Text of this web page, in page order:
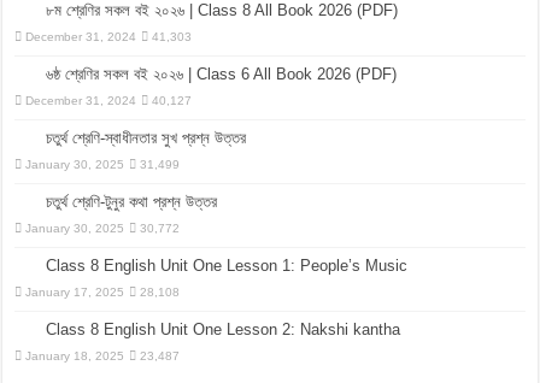
৮ম শ্রেণির সকল বই ২০২৬ | Class 8 All Book 2026 (PDF)
December 31, 2024 41,303
৬ষ্ঠ শ্রেণির সকল বই ২০২৬ | Class 6 All Book 2026 (PDF)
December 31, 2024 40,127
চতুর্থ শ্রেণি-স্বাধীনতার সুখ প্রশ্ন উত্তর
January 30, 2025 31,499
চতুর্থ শ্রেণি-টুনুর কথা প্রশ্ন উত্তর
January 30, 2025 30,772
Class 8 English Unit One Lesson 1: People’s Music
January 17, 2025 28,108
Class 8 English Unit One Lesson 2: Nakshi kantha
January 18, 2025 23,487